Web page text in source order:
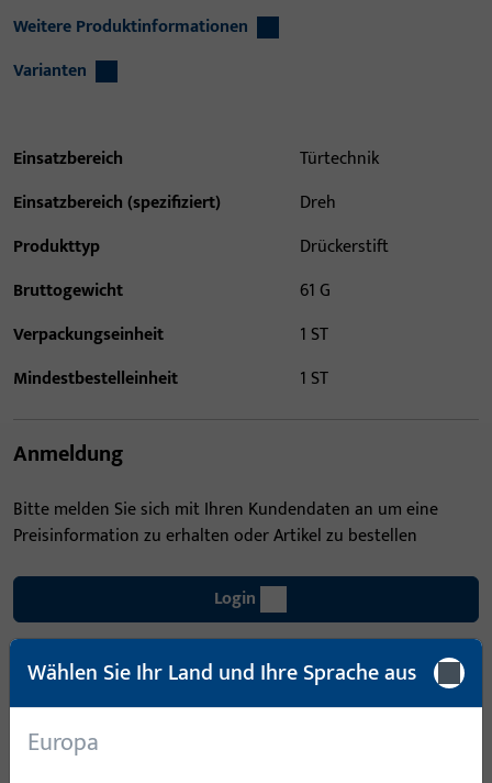
Weitere Produktinformationen
Varianten
Einsatzbereich
Türtechnik
Einsatzbereich (spezifiziert)
Dreh
Produkttyp
Drückerstift
Bruttogewicht
61 G
Verpackungseinheit
1 ST
Mindestbestelleinheit
1 ST
Anmeldung
Bitte melden Sie sich mit Ihren Kundendaten an um eine
Preisinformation zu erhalten oder Artikel zu bestellen
Login
Account erstellen
Wählen Sie Ihr Land und Ihre Sprache aus
Europa